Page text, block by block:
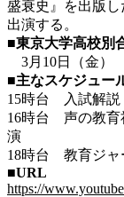
盛衰史』を出版
出演する。
■東京大学高校別
3月10日（金）
■主なスケジュー
15時台 入試解説
16時台 声の教
演
18時台 教育ジャ
■URL
https://